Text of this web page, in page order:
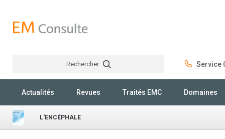
Rechercher Service
Actualités Revues Traités EMC Domaines
L'ENCÉPHALE